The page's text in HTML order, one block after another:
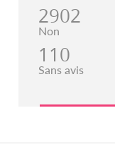
2902
Non
110
Sans avis